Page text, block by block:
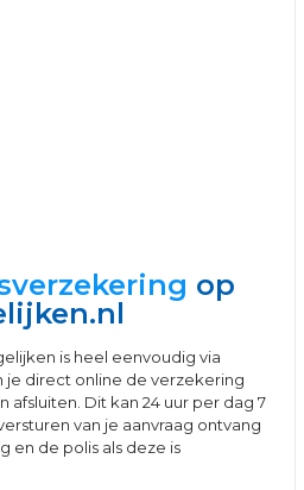
op
is heel eenvoudig via
je direct online de verzekering
afsluiten. Dit kan 24 uur per dag 7
van je aanvraag ontvang
en de polis als deze is